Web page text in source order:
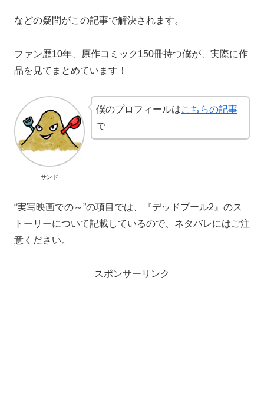
などの疑問がこの記事で解決されます。
ファン歴10年、原作コミック150冊持つ僕が、実際に作
品を見てまとめています！
サンド
僕のプロフィールはこちらの記事
で
“実写映画での～”の項目では、『デッドプール2』のス
トーリーについて記載しているので、ネタバレにはご注
意ください。
スポンサーリンク